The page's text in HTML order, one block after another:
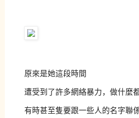
原來是她這段時間
遭受到了許多網絡暴力，做什麼
有時甚至隻要跟一些人的名字聯